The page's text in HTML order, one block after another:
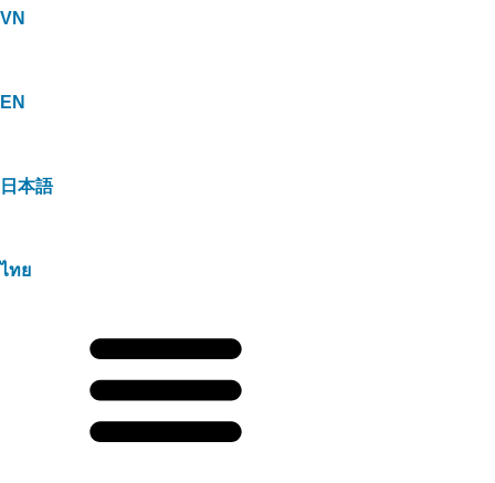
VN
EN
日本語
ไทย